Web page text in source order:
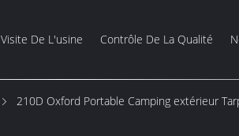
Visite De L'usine Contrôle De La Qualité
210D Oxford Portable Camping extérieur